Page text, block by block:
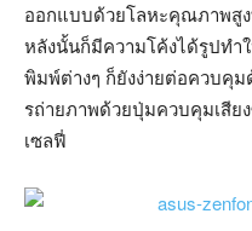
ออกแบบด้วยโลหะคุณภาพสู
หลังนั้นก็มีความโค้งได้รูปท
พิมพ์ต่างๆ ก็ยังง่ายต่อควบคุ
รถ่ายภาพด้วยปุ่มควบคุมเสีย
เซลฟี่